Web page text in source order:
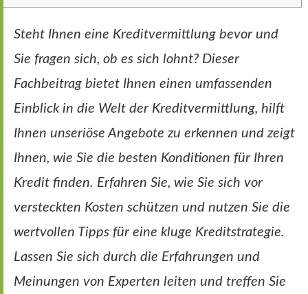
Steht Ihnen eine Kreditvermittlung bevor und
Sie fragen sich, ob es sich lohnt? Dieser
Fachbeitrag bietet Ihnen einen umfassenden
Einblick in die Welt der Kreditvermittlung, hilft
Ihnen unseriöse Angebote zu erkennen und zeigt
Ihnen, wie Sie die besten Konditionen für Ihren
Kredit finden. Erfahren Sie, wie Sie sich vor
versteckten Kosten schützen und nutzen Sie die
wertvollen Tipps für eine kluge Kreditstrategie.
Lassen Sie sich durch die Erfahrungen und
Meinungen von Experten leiten und treffen Sie